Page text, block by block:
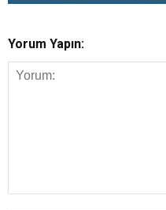
Yorum Yapın: